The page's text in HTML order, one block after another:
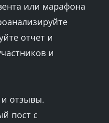
или марафона
отчет и
и
и отзывы.
пост с